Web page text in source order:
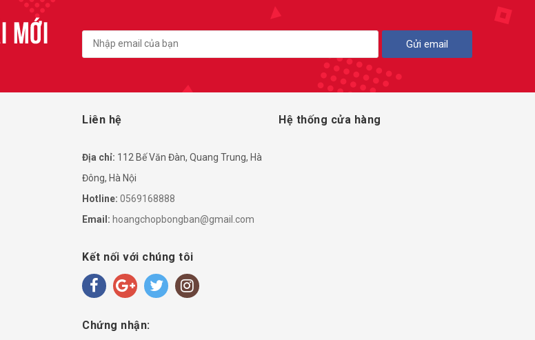
Gửi email
Liên hệ
Địa chỉ: 112 Bế Văn Đàn, Quang Trung, Hà
Đông, Hà Nội
Hotline: 0569168888
Email: hoangchopbongban@gmail.com
Kết nối với chúng tôi
Chứng nhận:
Hệ thống cửa hàng